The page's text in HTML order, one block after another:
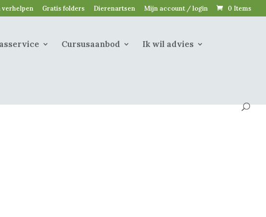
verhelpen Gratis folders Dierenartsen Mijn account / login 0 Items
Cursusaanbod Ik wil advies